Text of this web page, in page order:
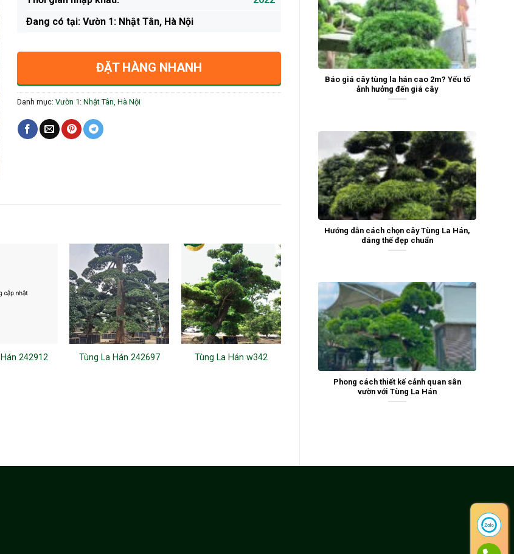
Báo giá cây tùng la hán cao 2m? Yếu tố
ảnh hưởng đến giá cây
Hướng dẫn cách chọn cây Tùng La Hán,
dáng thế đẹp chuẩn
Phong cách thiết kế cảnh quan sân
vườn với Tùng La Hán
Ðang có tại: Vườn 1: Nhật Tân, Hà Nội
ĐẶT HÀNG NHANH
Danh mục: Vườn 1: Nhật Tân, Hà Nội
242912 Tùng La Hán 242697 Tùng La Hán w342 Tùng la hán 22730 Tùng la hán 20054